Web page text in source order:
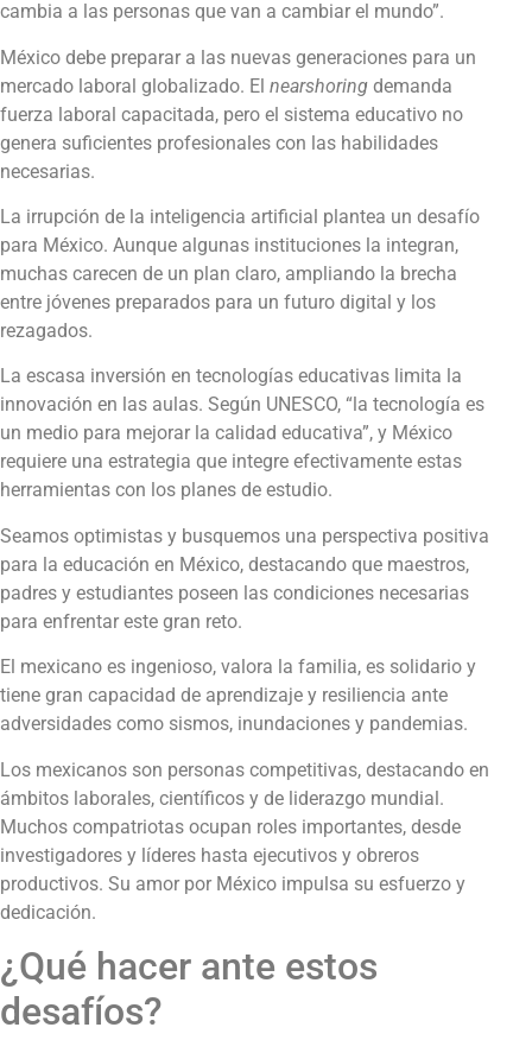
cambia a las personas que van a cambiar el mundo”.
México debe preparar a las nuevas generaciones para un
mercado laboral globalizado. El nearshoring demanda
fuerza laboral capacitada, pero el sistema educativo no
genera suficientes profesionales con las habilidades
necesarias.
La irrupción de la inteligencia artificial plantea un desafío
para México. Aunque algunas instituciones la integran,
muchas carecen de un plan claro, ampliando la brecha
entre jóvenes preparados para un futuro digital y los
rezagados.
La escasa inversión en tecnologías educativas limita la
innovación en las aulas. Según UNESCO, “la tecnología es
un medio para mejorar la calidad educativa”, y México
requiere una estrategia que integre efectivamente estas
herramientas con los planes de estudio.
Seamos optimistas y busquemos una perspectiva positiva
para la educación en México, destacando que maestros,
padres y estudiantes poseen las condiciones necesarias
para enfrentar este gran reto.
El mexicano es ingenioso, valora la familia, es solidario y
tiene gran capacidad de aprendizaje y resiliencia ante
adversidades como sismos, inundaciones y pandemias.
Los mexicanos son personas competitivas, destacando en
ámbitos laborales, científicos y de liderazgo mundial.
Muchos compatriotas ocupan roles importantes, desde
investigadores y líderes hasta ejecutivos y obreros
productivos. Su amor por México impulsa su esfuerzo y
dedicación.
¿Qué hacer ante estos
desafíos?